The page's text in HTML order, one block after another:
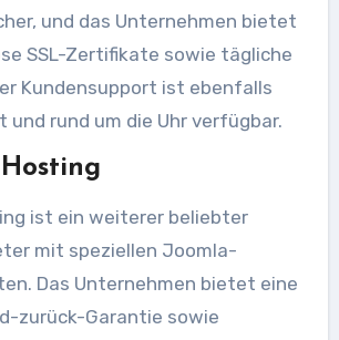
und das Unternehmen bietet
SSL-Zertifikate sowie tägliche
Kundensupport ist ebenfalls
und rund um die Uhr verfügbar.
ist ein weiterer beliebter
mit speziellen Joomla-
Das Unternehmen bietet eine
zurück-Garantie sowie